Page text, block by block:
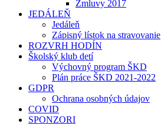
Zmluvy 2017
JEDÁLEŇ
Jedáleň
Zápisný lístok na stravovanie
ROZVRH HODÍN
Školský klub detí
Výchovný program ŠKD
Plán práce ŠKD 2021-2022
GDPR
Ochrana osobných údajov
COVID
SPONZORI